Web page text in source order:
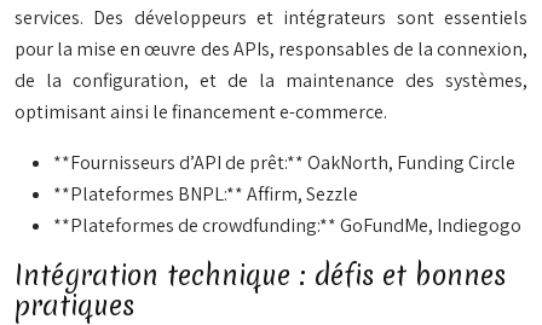
services. Des développeurs et intégrateurs sont essentiels
pour la mise en œuvre des APIs, responsables de la connexion,
de la configuration, et de la maintenance des systèmes,
optimisant ainsi le financement e-commerce.
**Fournisseurs d’API de prêt:** OakNorth, Funding Circle
**Plateformes BNPL:** Affirm, Sezzle
**Plateformes de crowdfunding:** GoFundMe, Indiegogo
Intégration technique : défis et bonnes
pratiques